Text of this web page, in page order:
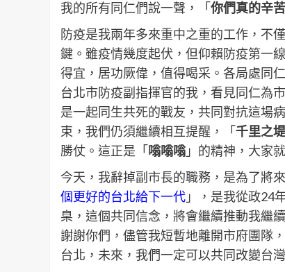
我的所有同仁們說一聲，「你們真的辛
防疫是我兩年多來重中之重的工作，不
鍵。雖疫情幾度起伏，但仰賴防疫第一
得宜，居功厥偉，值得喝采。各局處同
台北市防疫副指揮官的我，看見同仁為
是一起同生共死的戰友，共同對抗這場
束，我們仍須繼續相互提醒，「千里之
勝仗。這正是「嗡嗡嗡 」的精神，大家
今天，我辭掉副市長的職務，是為了將
個更好的台北給下一代 」，是我從政24
臬，這個共同信念，將會繼續推動我繼
謝謝你們，儘管我短暫地離開市府團隊
台北，未來，我們一定可以共同改變台灣